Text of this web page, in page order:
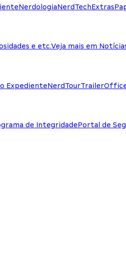
NerdologiaNerdTechExtras
e etc.Veja mais em
ExpedienteNerdTour
de IntegridadePortal de